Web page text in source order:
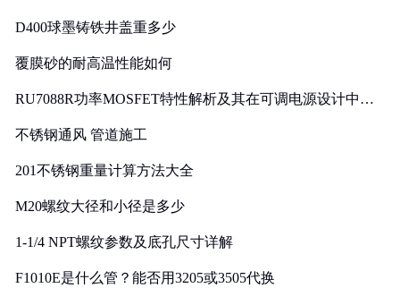
D400球墨铸铁井盖重多少
覆膜砂的耐高温性能如何
RU7088R功率MOSFET特性解析及其在可调电源设计中的
不锈钢通风 管道施工
201不锈钢重量计算方法大全
M20螺纹大径和小径是多少
1-1/4 NPT螺纹参数及底孔尺寸详解
F1010E是什么管？能否用3205或3505代换